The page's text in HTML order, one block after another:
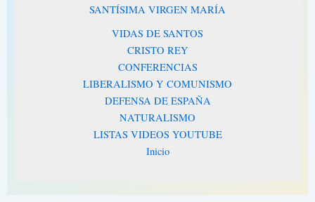
SANTÍSIMA VIRGEN MARÍA
VIDAS DE SANTOS
CRISTO REY
CONFERENCIAS
LIBERALISMO Y COMUNISMO
DEFENSA DE ESPAÑA
NATURALISMO
LISTAS VIDEOS YOUTUBE
Inicio